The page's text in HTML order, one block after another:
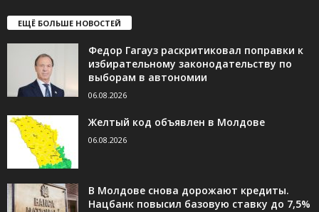
ЕЩЁ БОЛЬШЕ НОВОСТЕЙ
Федор Гагауз раскритиковал поправки к
избирательному законодательству по
выборам в автономии
06.08.2026
Желтый код объявлен в Молдове
06.08.2026
В Молдове снова дорожают кредиты.
Нацбанк повысил базовую ставку до 7,5%